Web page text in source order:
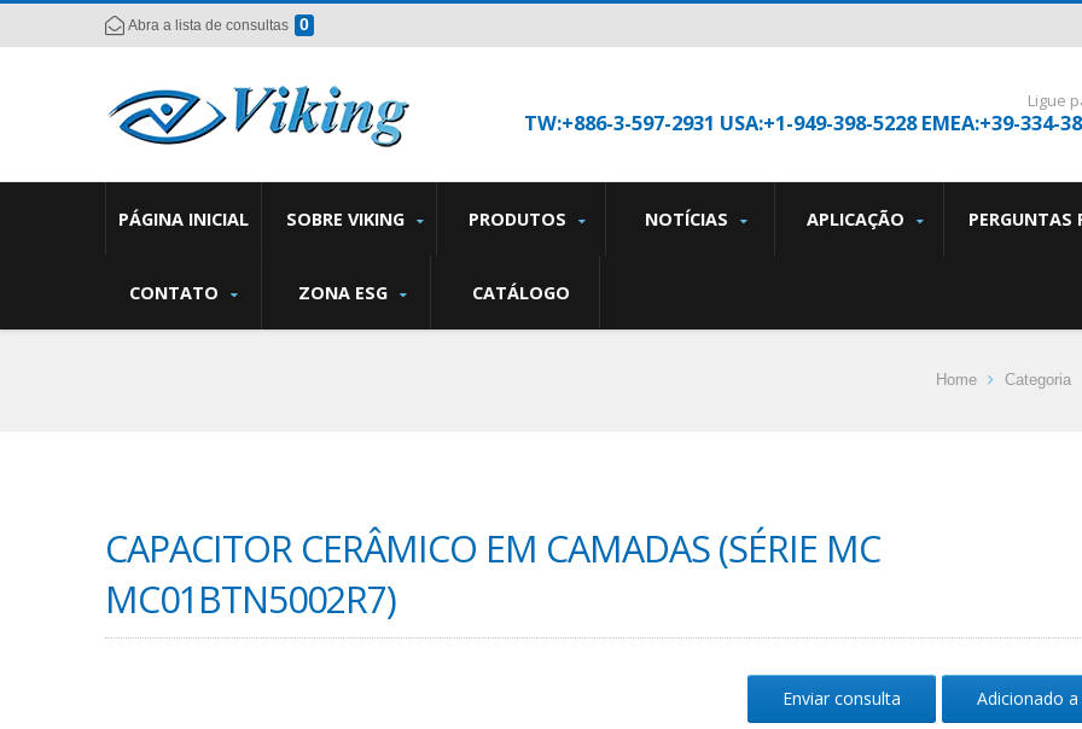
Abra a lista de consultas 0
Ligue
TW:+886-3-597-2931 USA:+1-949-398-5228 EMEA:+39-334-
PÁGINA INICIAL SOBRE VIKING PRODUTOS NOTÍCIAS APLICAÇÃO PERGUNTAS
CONTATO ZONA ESG CATÁLOGO
Home Categoria
CAPACITOR CERÂMICO EM CAMADAS (SÉRIE MC
MC01BTN5002R7)
Enviar consulta Adicionado a